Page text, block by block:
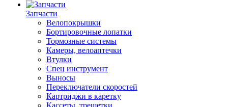
Запчасти
Велопокрышки
Бортировочные лопатки
Тормозные системы
Камеры, велоаптечки
Втулки
Спец инструмент
Выносы
Переключатели скоростей
Картриджи в каретку
Кассеты, трещетки